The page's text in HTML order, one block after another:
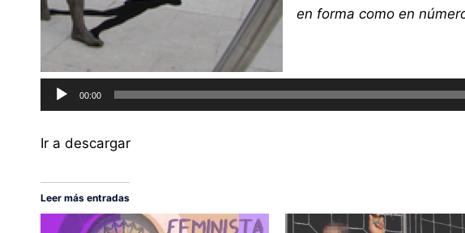
en forma como en
de
audio
00:00
Ir a descargar
Leer más entradas